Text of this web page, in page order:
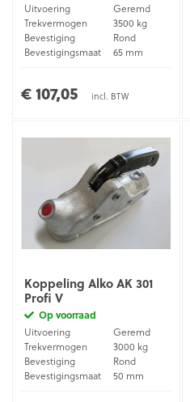
Uitvoering
Geremd
Trekvermogen
3500 kg
Bevestiging
Rond
Bevestigingsmaat
65 mm
€ 107,05 incl. BTW
Koppeling Alko AK 301
Profi V
Op voorraad
Uitvoering
Geremd
Trekvermogen
3000 kg
Bevestiging
Rond
Bevestigingsmaat
50 mm